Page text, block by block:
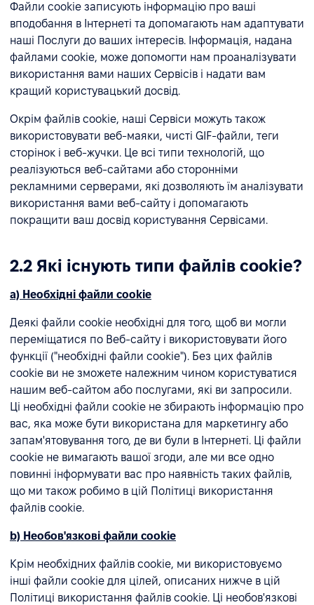
Файли cookie записують інформацію про ваші
вподобання в Інтернеті та допомагають нам адаптувати
наші Послуги до ваших інтересів. Інформація, надана
файлами cookie, може допомогти нам проаналізувати
використання вами наших Сервісів і надати вам
кращий користувацький досвід.
Окрім файлів cookie, наші Сервіси можуть також
використовувати веб-маяки, чисті GIF-файли, теги
сторінок і веб-жучки. Це всі типи технологій, що
реалізуються веб-сайтами або сторонніми
рекламними серверами, які дозволяють їм аналізувати
використання вами веб-сайту і допомагають
покращити ваш досвід користування Сервісами.
2.2 Які існують типи файлів cookie?
а) Необхідні файли cookie
Деякі файли cookie необхідні для того, щоб ви могли
переміщатися по Веб-сайту і використовувати його
функції ("необхідні файли cookie"). Без цих файлів
cookie ви не зможете належним чином користуватися
нашим веб-сайтом або послугами, які ви запросили.
Ці необхідні файли cookie не збирають інформацію про
вас, яка може бути використана для маркетингу або
запам'ятовування того, де ви були в Інтернеті. Ці файли
cookie не вимагають вашої згоди, але ми все одно
повинні інформувати вас про наявність таких файлів,
що ми також робимо в цій Політиці використання
файлів cookie.
b) Необов'язкові файли cookie
Крім необхідних файлів cookie, ми використовуємо
інші файли cookie для цілей, описаних нижче в цій
Політиці використання файлів cookie. Ці необов'язкові